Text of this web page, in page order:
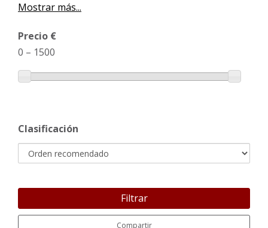
Mostrar más...
Precio €
0 – 1500
Clasificación
Filtrar
Compartir